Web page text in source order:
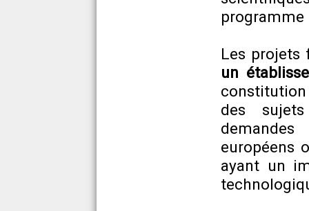
Les projets
un
des
européens
ayant un